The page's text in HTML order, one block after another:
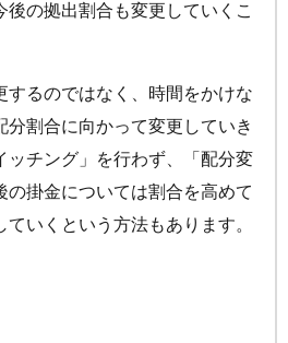
の拠出割合も変更していくこ
するのではなく、時間をかけな
分割合に向かって変更していき
ッチング」を行わず、「配分変
の掛金については割合を高めて
いくという方法もあります。